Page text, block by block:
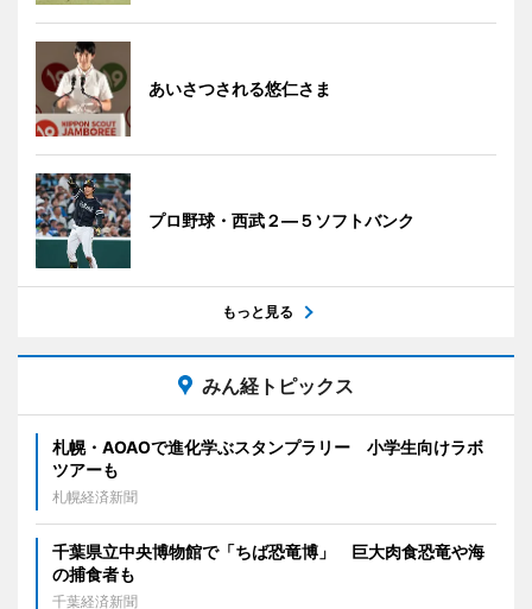
あいさつされる悠仁さま
プロ野球・西武２―５ソフトバンク
もっと見る
みん経トピックス
札幌・AOAOで進化学ぶスタンプラリー 小学生向けラボ
ツアーも
札幌経済新聞
千葉県立中央博物館で「ちば恐竜博」 巨大肉食恐竜や海
の捕食者も
千葉経済新聞